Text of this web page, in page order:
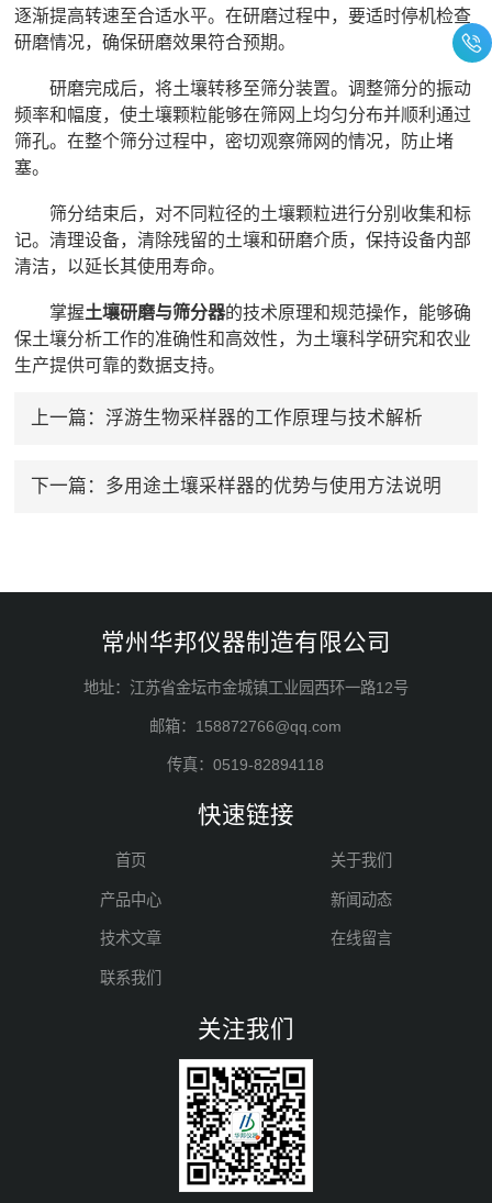
逐渐提高转速至合适水平。在研磨过程中，要适时停机检查
研磨情况，确保研磨效果符合预期。
研磨完成后，将土壤转移至筛分装置。调整筛分的振动
频率和幅度，使土壤颗粒能够在筛网上均匀分布并顺利通过
筛孔。在整个筛分过程中，密切观察筛网的情况，防止堵
塞。
筛分结束后，对不同粒径的土壤颗粒进行分别收集和标
记。清理设备，清除残留的土壤和研磨介质，保持设备内部
清洁，以延长其使用寿命。
掌握土壤研磨与筛分器的技术原理和规范操作，能够确
保土壤分析工作的准确性和高效性，为土壤科学研究和农业
生产提供可靠的数据支持。
上一篇： 浮游生物采样器的工作原理与技术解析
下一篇： 多用途土壤采样器的优势与使用方法说明
常州华邦仪器制造有限公司
地址：江苏省金坛市金城镇工业园西环一路12号
邮箱：158872766@qq.com
传真：0519-82894118
快速链接
首页 关于我们
产品中心 新闻动态
技术文章 在线留言
联系我们
关注我们